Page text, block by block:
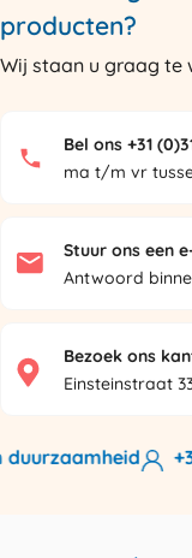
producten?
Wij staan u graag te
Bel ons +31
ma t/m vr
Stuur ons een
Antwoord
Bezoek ons
Einsteinstraat
+35